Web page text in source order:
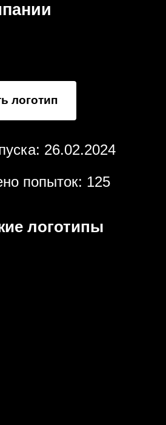
логотип
26.02.2024
попыток: 125
логотипы